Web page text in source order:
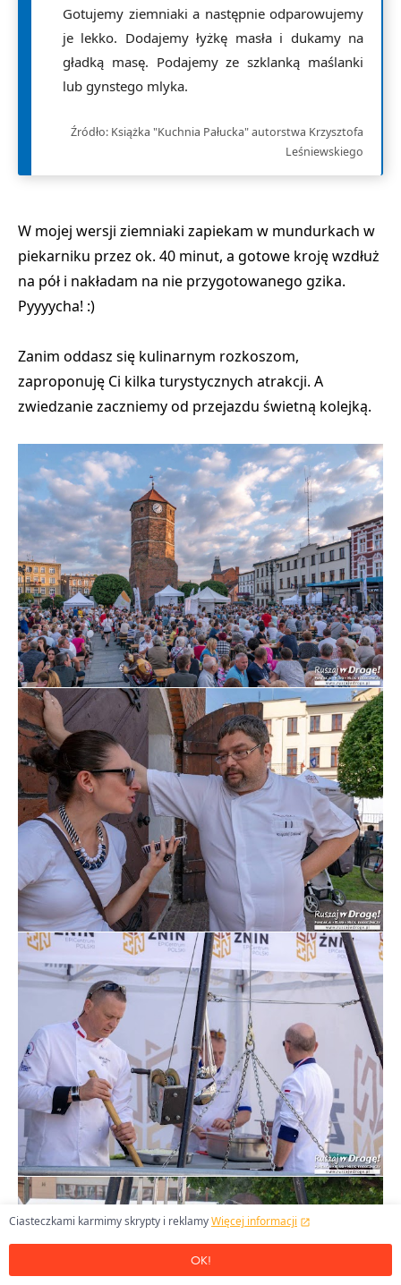
Gotujemy ziemniaki a następnie odparowujemy
je lekko. Dodajemy łyżkę masła i dukamy na
gładką masę. Podajemy ze szklanką maślanki
lub gynstego mlyka.
Źródło: Książka "Kuchnia Pałucka" autorstwa Krzysztofa
Leśniewskiego
W mojej wersji ziemniaki zapiekam w mundurkach w
piekarniku przez ok. 40 minut, a gotowe kroję wzdłuż
na pół i nakładam na nie przygotowanego gzika.
Pyyyycha! :)
Zanim oddasz się kulinarnym rozkoszom,
zaproponuję Ci kilka turystycznych atrakcji. A
zwiedzanie zaczniemy od przejazdu świetną kolejką.
Ciasteczkami karmimy skrypty i reklamyWięcej informacji
OK!